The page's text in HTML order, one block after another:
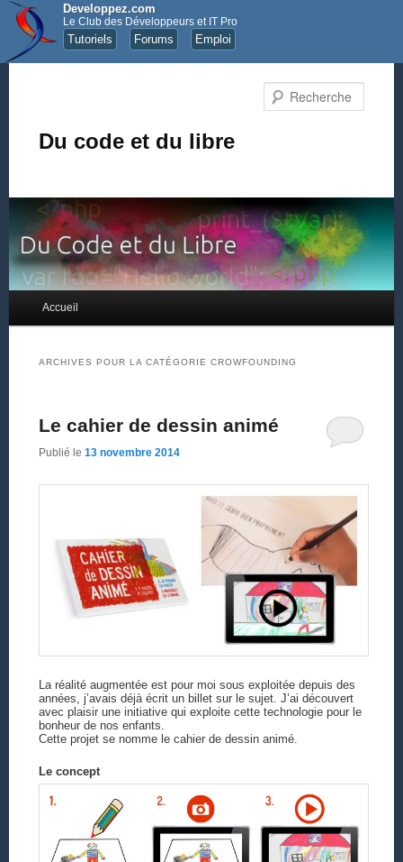
Developpez.com
Le Club des Développeurs et IT Pro
Tutoriels Forums Emploi
Du code et du libre
Aller au contenu principal
Aller au contenu secondaire
Accueil
ARCHIVES POUR LA CATÉGORIE CROWFOUNDING
Le cahier de dessin animé
Publié le 13 novembre 2014
La réalité augmentée est pour moi sous exploitée depuis des
années, j’avais déjà écrit un billet sur le sujet. J’ai découvert
avec plaisir une initiative qui exploite cette technologie pour le
bonheur de nos enfants.
Cette projet se nomme le cahier de dessin animé.
Le concept